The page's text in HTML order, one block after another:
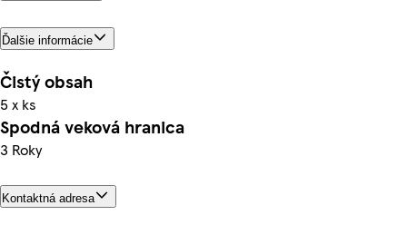
Ďalšie informácie
Čistý obsah
5 x ks
Spodná veková hranica
3 Roky
Kontaktná adresa